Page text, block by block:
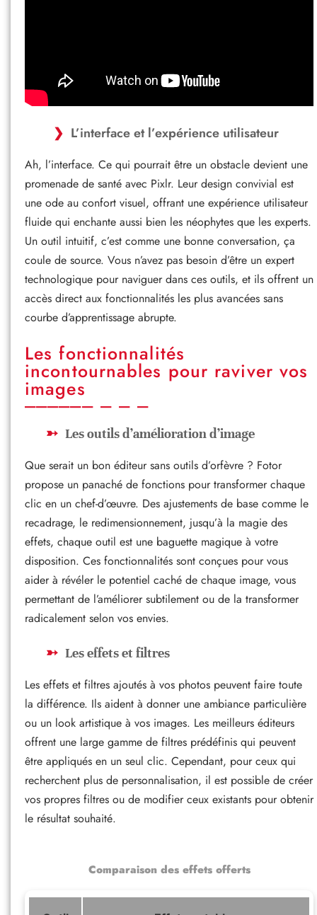
L’interface et l’expérience utilisateur
Ah, l’interface. Ce qui pourrait être un obstacle devient une
promenade de santé avec Pixlr. Leur design convivial est
une ode au confort visuel, offrant une expérience utilisateur
fluide qui enchante aussi bien les néophytes que les experts.
Un outil intuitif, c’est comme une bonne conversation, ça
coule de source. Vous n’avez pas besoin d’être un expert
technologique pour naviguer dans ces outils, et ils offrent un
accès direct aux fonctionnalités les plus avancées sans
courbe d’apprentissage abrupte.
Les fonctionnalités
incontournables pour raviver vos
images
Les outils d’amélioration d’image
Que serait un bon éditeur sans outils d’orfèvre ? Fotor
propose un panaché de fonctions pour transformer chaque
clic en un chef-d’œuvre. Des ajustements de base comme le
recadrage, le redimensionnement, jusqu’à la magie des
effets, chaque outil est une baguette magique à votre
disposition. Ces fonctionnalités sont conçues pour vous
aider à révéler le potentiel caché de chaque image, vous
permettant de l’améliorer subtilement ou de la transformer
radicalement selon vos envies.
Les effets et filtres
Les effets et filtres ajoutés à vos photos peuvent faire toute
la différence. Ils aident à donner une ambiance particulière
ou un look artistique à vos images. Les meilleurs éditeurs
offrent une large gamme de filtres prédéfinis qui peuvent
être appliqués en un seul clic. Cependant, pour ceux qui
recherchent plus de personnalisation, il est possible de créer
vos propres filtres ou de modifier ceux existants pour obtenir
le résultat souhaité.
Comparaison des effets offerts